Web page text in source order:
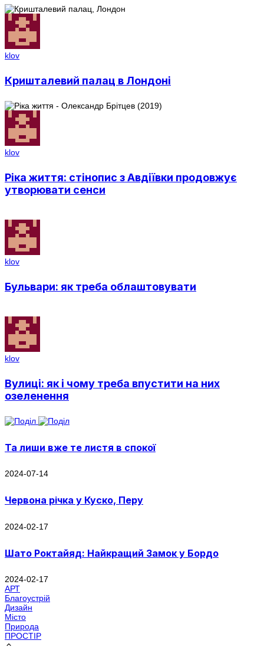
klov
Кришталевий палац в Лондоні
klov
Ріка життя: стінопис з Авдіївки продовжує
утворювати сенси
klov
Бульвари: як треба облаштовувати
klov
Вулиці: як і чому треба впустити на них
озеленення
Та лиши вже те листя в спокої
2024-07-14
Червона річка у Куско, Перу
2024-02-17
Шато Роктайяд: Найкращий Замок у Бордо
2024-02-17
АРТ
Благоустрій
Дизайн
Місто
Природа
ПРОСТІР